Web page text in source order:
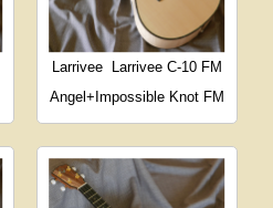
Larrivee
Larrivee C-10 FM
Angel+Impossible Knot FM